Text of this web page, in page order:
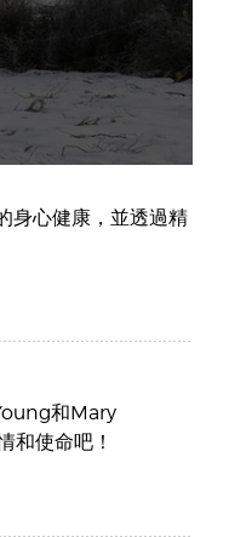
身心健康，並透過精
和Mary
和使命吧！